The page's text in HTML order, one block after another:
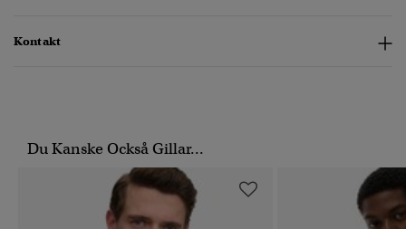
Kontakt
Du Kanske Också Gillar...